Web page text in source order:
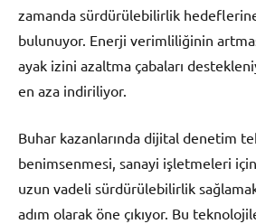
zamanda sürdürülebilirlik
bulunuyor. Enerji verimliliğinin
ayak izini azaltma çabaları
en aza indiriliyor.
Buhar kazanlarında dijital denetim
benimsenmesi, sanayi işletmeleri
uzun vadeli sürdürülebilirlik
adım olarak öne çıkıyor. Bu